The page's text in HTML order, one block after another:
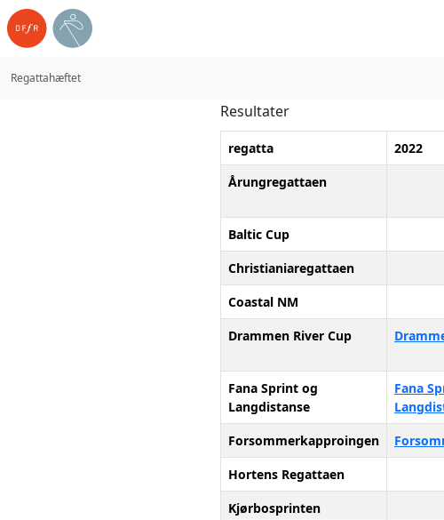
Regattahæftet
Resultater
regatta 2022
Årungregattaen
Baltic Cup
Christianiaregattaen
Coastal NM
Drammen River Cup
Fana Sprint og
Langdistanse
Fana
Forsommerkapproingen
Hortens Regattaen
Kjørbosprinten